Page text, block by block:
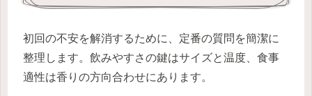
初回の不安を解消するために、定番の質問を簡潔に
整理します。飲みやすさの鍵はサイズと温度、食事
適性は香りの方向合わせにあります。